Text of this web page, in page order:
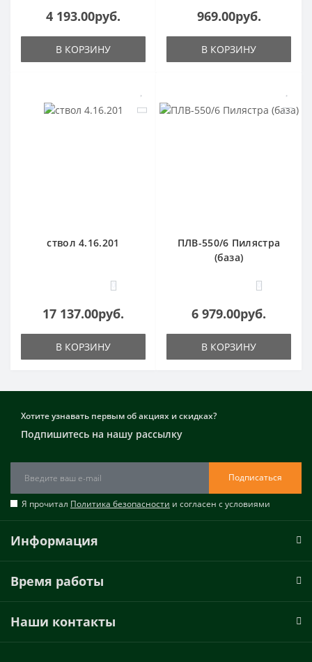
4 193.00руб.
В КОРЗИНУ
969.00руб.
В КОРЗИНУ
ствол 4.16.201
0
17 137.00руб.
В КОРЗИНУ
ПЛВ-550/6 Пилястра
(база)
0
6 979.00руб.
В КОРЗИНУ
Хотите узнавать первым об акциях и скидках?
Подпишитесь на нашу рассылку
Подписаться
Я прочитал Политика безопасности и согласен с условиями
Информация
Время работы
Наши контакты